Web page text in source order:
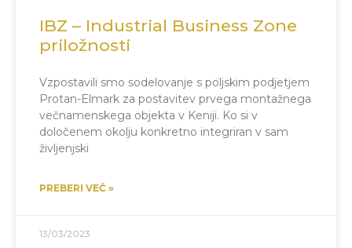
IBZ – Industrial Business Zone
priložnosti
Vzpostavili smo sodelovanje s poljskim podjetjem
Protan-Elmark za postavitev prvega montažnega
večnamenskega objekta v Keniji. Ko si v
določenem okolju konkretno integriran v sam
življenjski
PREBERI VEČ »
13/03/2023